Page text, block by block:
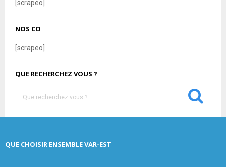
[scrapeo]
NOS CO
[scrapeo]
QUE RECHERCHEZ VOUS ?
h
S
QUE CHOISIR ENSEMBLE VAR-EST